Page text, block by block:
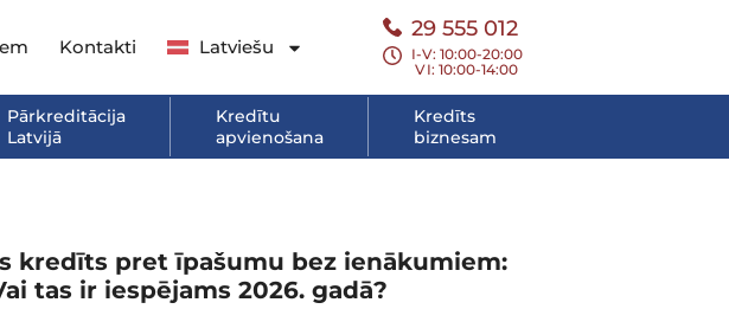
Kontakti Latviešu
29 555 012
I-V: 10:00-20:00
VI: 10:00-14:00
Pārkreditācija
Latvijā
Kredītu
apvienošana
Kredīts
biznesam
kredīts pret īpašumu bez ienākumiem:
tas ir iespējams 2026. gadā?